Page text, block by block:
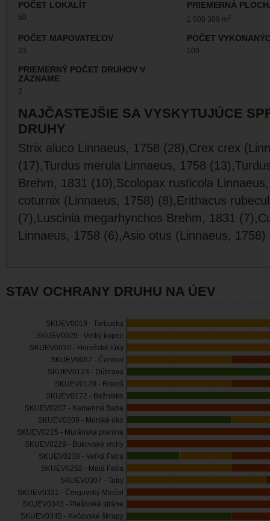
POČET LOKALÍT
50
PRIEMERNÁ
1 008 309 m2
POČET MAPOVATEĽOV
23
POČET
100
PRIEMERNÝ POČET DRUHOV V
ZÁZNAME
2
NAJČASTEJŠIE SA VYSKYTUJÚCE
DRUHY
Strix aluco Linnaeus, 1758 (28),Crex crex
(17),Turdus merula Linnaeus, 1758
Brehm, 1831 (10),Scolopax rusticola
coturnix (Linnaeus, 1758) (8),Erithacus
(7),Luscinia megarhynchos Brehm, 1831
Linnaeus, 1758 (6),Asio otus (Linnaeus, 1758)
STAV OCHRANY DRUHU NA ÚEV
SKUEV0019 - Tarbucka
SKUEV0029 - Veľký kopec
SKUEV0030 - Horešské lúky
SKUEV0067 - Čenkov
SKUEV0123 - Dúbrava
SKUEV0128 - Rokoš
SKUEV0172 - Bežnisko
SKUEV0207 - Kamenná Baba
SKUEV0209 - Morské oko
SKUEV0225 - Muránska planina
SKUEV0229 - Bukovské vrchy
SKUEV0238 - Veľká Fatra
SKUEV0252 - Malá Fatra
SKUEV0307 - Tatry
SKUEV0331 - Čergovský Minčol
SKUEV0343 - Plešivské stráne
SKUEV0345 - Kečovské škrapy